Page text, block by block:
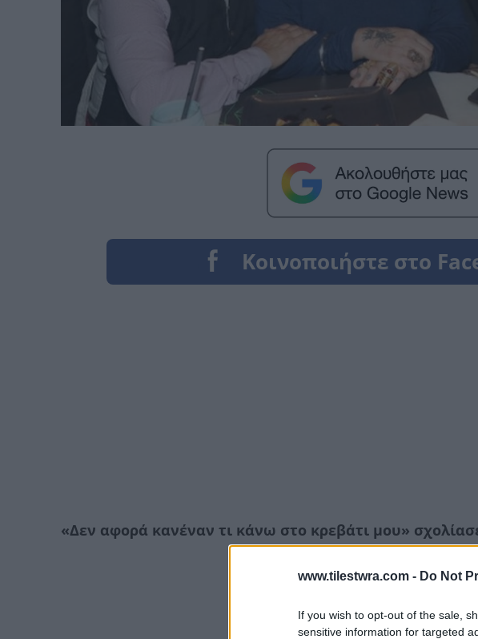
www.tilestwra.com - Do Not
If you wish to opt-out of the sale,
sensitive information for targeted
«Δεν αφορά κανέναν τι κάνω στο κρεβάτι μου»